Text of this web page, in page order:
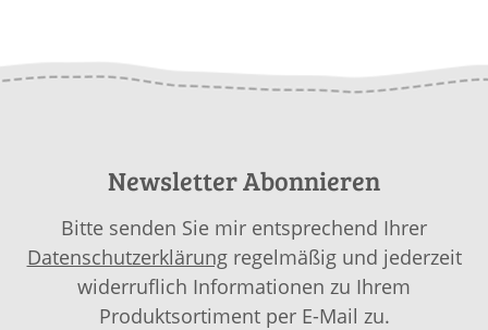
Newsletter Abonnieren
Bitte senden Sie mir entsprechend Ihrer
Datenschutzerklärungregelmäßig und jederzeit
widerruflich Informationen zu Ihrem
Produktsortiment per E-Mail zu.